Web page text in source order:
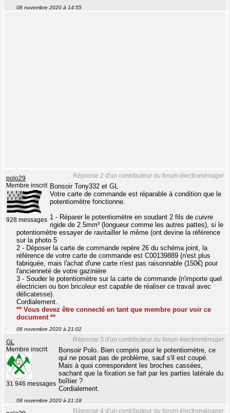
08 novembre 2020 à 14:55
Réponse 2 d'un contributeur du forum électroménager
polo29
Membre inscrit
928 messages
Bonsoir Tony332 et GL
Votre carte de commande est réparable à condition que le
potentiomètre fonctionne.
1 - Réparer le potentiomètre en soudant 2 fils de cuivre
rigide de 2.5mm² (longueur comme les autres pattes), si le
potentiomètre essayer de ravitailler le même (ont devine la référence
sur la photo 5
2 - Déposer la carte de commande repère 26 du schéma joint, la
référence de votre carte de commande est C00139889 (n'est plus
fabriquée, mais l'achat d'une carte n'est pas raisonnable (150€) pour
l'ancienneté de votre gazinière
3 - Souder le potentiomètre sur la carte de commande (n'importe quel
électricien ou bon bricoleur est capable de réaliser ce travail avec
délicatesse).
Cordialement.
** Vous devez être connecté en tant que membre pour voir ce
document **
08 novembre 2020 à 21:02
Réponse 3 d'un contributeur du forum électroménager
GL
Membre inscrit
31 946 messages
Bonsoir Polo. Bien compris pour le potentiomètre, ce
qui ne posait pas de problème, sauf s'il est coupé.
Mais à quoi correspondent les broches cassées,
sachant que la fixation se fait par les parties latérale du
boîtier ?
Cordialement.
08 novembre 2020 à 21:18
Réponse 4 d'un contributeur du forum électroménager